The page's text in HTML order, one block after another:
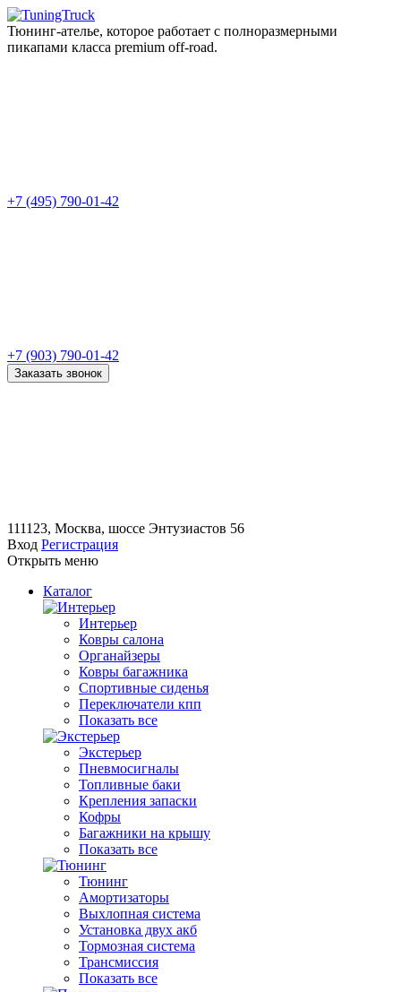
Тюнинг-ателье, которое работает с полноразмерными
пикапами класса premium off-road.
+7 (495) 790-01-42
+7 (903) 790-01-42
Заказать звонок
111123, Москва, шоссе Энтузиастов 56
Вход Регистрация
Открыть меню
Каталог
Интерьер
Ковры салона
Органайзеры
Ковры багажника
Спортивные сиденья
Переключатели кпп
Показать все
Экстерьер
Пневмосигналы
Топливные баки
Крепления запаски
Кофры
Багажники на крышу
Показать все
Тюнинг
Амортизаторы
Выхлопная система
Установка двух акб
Тормозная система
Трансмиссия
Показать все